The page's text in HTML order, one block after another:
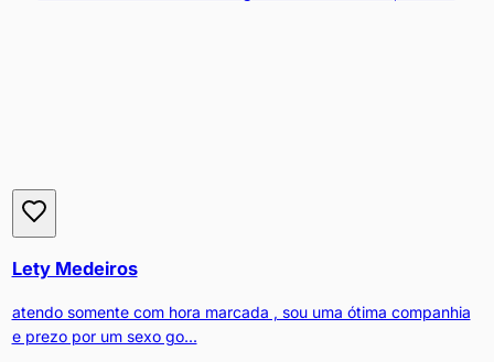
Lety Medeiros
atendo somente com hora marcada , sou uma ótima companhia
e prezo por um sexo go...